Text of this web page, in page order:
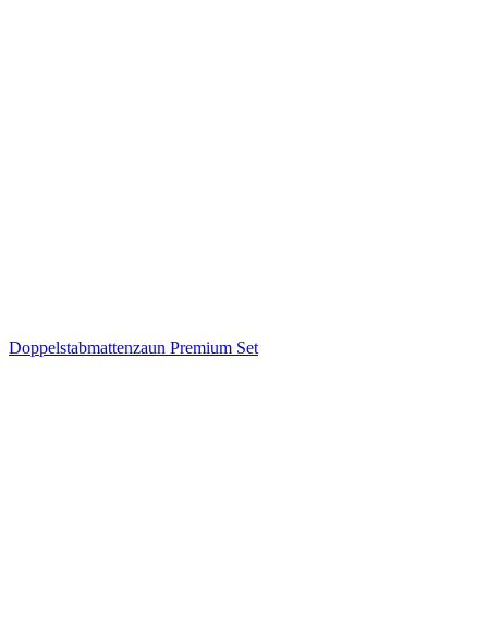
Doppelstabmattenzaun Premium Set